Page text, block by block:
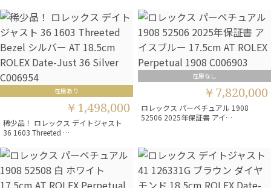
在庫あり
￥1,498,000
稀少品！ ロレックス デイトジャスト
36 1603 Threeted …
在庫なし
￥7,820,000
ロレックス パーペチュアル 1908
52506 2025年保証書 アイ…